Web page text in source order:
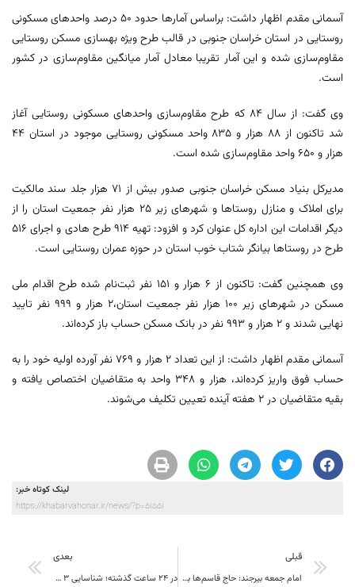
آسمانی مقدم اظهار داشت: براساس آمارها حدود ۵۰ درصد واحدهای مسکونی
روستایی در استان خراسان جنوبی در قالب طرح ویژه بهسازی مسکن روستایی
مقاوم‌سازی شده و این آمار تقریبا معادل آمار میانگین مقاوم‌سازی در کشور
است.
وی گفت: از سال ۸۴ که طرح مقاوم‌سازی واحدهای مسکونی روستایی آغاز
شد تاکنون از ۸۸ هزار و ۸۳۵ واحد مسکونی روستایی موجود در استان ۴۴
هزار و ۶۵۰ واحد مقاوم‌سازی شده است.
مدیرکل بنیاد مسکن خراسان جنوبی صدور بیش از ۷۱ هزار جلد سند مالکیت
برای املاک و منازل روستاها و شهرهای زیر ۲۵ هزار نفر جمعیت استان را از
دیگر اقدامات این اداره کل عنوان کرد و افزود: تهیه ۹۱۴ طرح هادی و اجرای ۵۱۶
طرح در روستاها بیانگر شتاب خوب استان در حوزه عمران روستایی است.
وی همچنین گفت: تاکنون از ۶ هزار و ۱۵۱ نفر ثبت‌نام شده طرح اقدام ملی
مسکن در شهرهای زیر ۱۰۰ هزار نفر جمعیت استان،۲ هزار و ۹۹۹ نفر تایید
نهایی شدند و ۲ هزار و ۹۹۳ نفر در بانک مسکن حساب باز کرده‌اند.
آسمانی مقدم اظهار داشت: از این تعداد ۲ هزار و ۷۶۹ نفر آورده اولیه خود را به
حساب فوق واریز کرده‌اند، هزار و ۳۴۸ واحد به متقاضیان اختصاص یافته و
بقیه متقاضیان در ۲ هفته آینده تعیین تکلیف می‌شوند.
لینک کوتاه خبر:
https://khabarvahonar.ir/news/?p=51551
قبلی
امام جمعه بیرجند: حاج قاسم‌ها به شمار قطرات خون شهید متولد می‌شوند
بعدی
در 24 ساعت گذشته؛ شناسایی 3 بیمار جدید کرونا در خراسان جنوبی